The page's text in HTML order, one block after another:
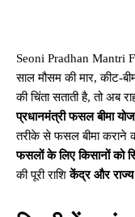
Seoni Pradhan Mantri
साल मौसम की मार, कीट-
की चिंता सताती है, तो अब
प्रधानमंत्री फसल बीमा
तरीके से फसल बीमा कराने
फसलों के लिए किसानों को
की पूरी राशिकेंद्र और